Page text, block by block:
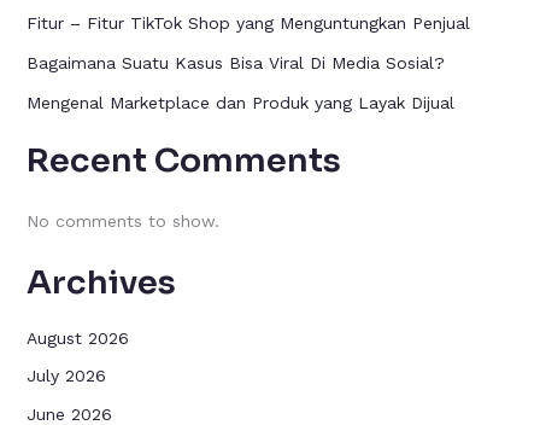
Fitur – Fitur TikTok Shop yang Menguntungkan Penjual
Bagaimana Suatu Kasus Bisa Viral Di Media Sosial?
Mengenal Marketplace dan Produk yang Layak Dijual
Recent Comments
No comments to show.
Archives
August 2026
July 2026
June 2026